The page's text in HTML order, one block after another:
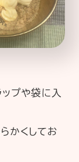
プや袋に入
かくしてお